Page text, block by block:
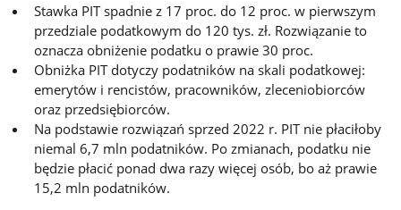
Stawka PIT spadnie z 17 proc. do 12 proc. w pierwszym
przedziale podatkowym do 120 tys. zł. Rozwiązanie to
oznacza obniżenie podatku o prawie 30 proc.
Obniżka PIT dotyczy podatników na skali podatkowej:
emerytów i rencistów, pracowników, zleceniobiorców
oraz przedsiębiorców.
Na podstawie rozwiązań sprzed 2022 r. PIT nie płaciłoby
niemal 6,7 mln podatników. Po zmianach, podatku nie
będzie płacić ponad dwa razy więcej osób, bo aż prawie
15,2 mln podatników.